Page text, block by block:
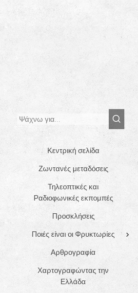
Κεντρική σελίδα
Ζωντανές μεταδόσεις
Τηλεοπτικές και
Ραδιοφωνικές εκπομπές
Προσκλήσεις
Ποιές είναι οι Φρυκτωρίες
Αρθρογραφία
Χαρτογραφώντας την
Ελλάδα